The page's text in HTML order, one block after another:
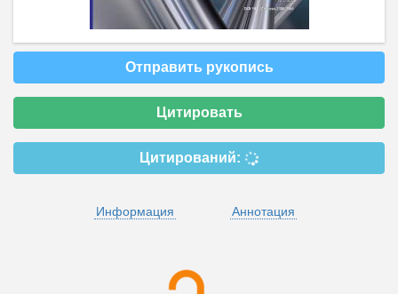
Отправить рукопись
Цитировать
Цитирований:
Информация Аннотация